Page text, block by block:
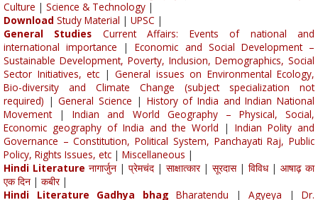
Culture | Science & Technology |
Download Study Material | UPSC |
General Studies
Current Affairs: Events of national and
international importance |Economic and Social Development –
Sustainable Development, Poverty, Inclusion, Demographics, Social
Sector Initiatives, etc | General issues on Environmental Ecology,
Bio-diversity and Climate Change (subject specialization not
required) |General Science | History of India and Indian National
Movement|Indian and World Geography – Physical, Social,
Economic geography of India and the World |Indian Polity and
Governance – Constitution, Political System, Panchayati Raj, Public
Policy, Rights Issues, etc | Miscellaneous |
Hindi Literature नागार्जुन | प्रेमचंद | साक्षात्कार| सूरदास| विविध| आषाढ़ का
एक दिन | कबीर|
Hindi Literature Gadhya bhag Bharatendu | Agyeya | Dr.